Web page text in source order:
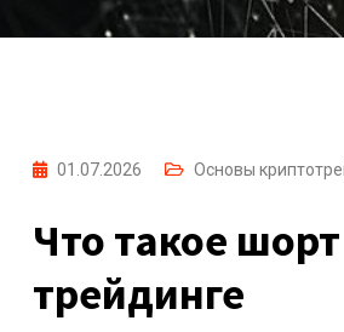
01.07.2026 Основы
Что такое
трейдинге